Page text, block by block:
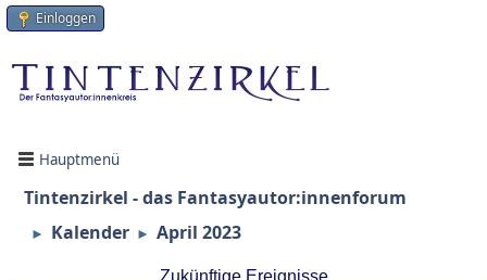
Einloggen
Hauptmenü
Tintenzirkel - das Fantasyautor:innenforum
► Kalender ► April 2023
Zukünftige Ereignisse